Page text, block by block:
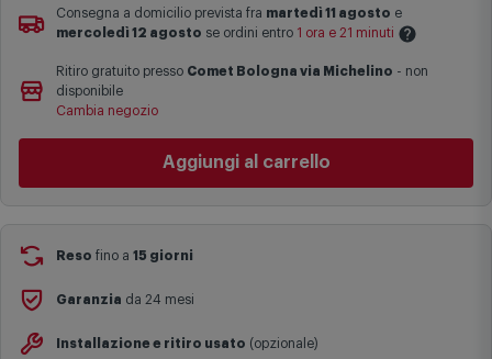
Maggiori informazioni
Consegna a domicilio prevista fra martedì 11 agosto e
mercoledì 12 agosto se ordini entro 1 ora e 21 minuti
Le date previste per la consegna sono una stima approssimativa
basata sulle statistiche di consegna in possesso di Comet.
complesse come isole e regioni montane, consegna nei periodi
festivi e ricorrenze principali o in circostanze eccezionali).
nella pagina del prodotto.
Ritiro gratuito presso Comet Bologna via Michelino - non
disponibile
Cambia negozio
Aggiungi al carrello
Reso fino a 15 giorni
Garanzia da 24 mesi
Installazione e ritiro usato (opzionale)